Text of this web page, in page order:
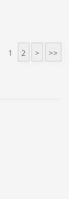
1 2 > >>